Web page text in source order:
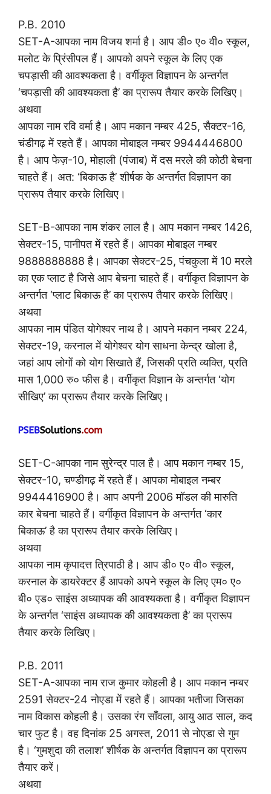
P.B. 2010
SET-A-आपका नाम विजय शर्मा है। आप डी० ए० वी० स्कूल,
मलोट के प्रिंसीपल हैं। आपको अपने स्कूल के लिए एक
चपड़ासी की आवश्यकता है। वर्गीकृत विज्ञापन के अन्तर्गत
‘चपड़ासी की आवश्यकता है’ का प्रारूप तैयार करके लिखिए।
अथवा
आपका नाम रवि वर्मा है। आप मकान नम्बर 425, सैक्टर-16,
चंडीगढ़ में रहते हैं। आपका मोबाइल नम्बर 9944446800
है। आप फेज़-10, मोहाली (पंजाब) में दस मरले की कोठी बेचना
चाहते हैं। अत: ‘बिकाऊ है’ शीर्षक के अन्तर्गत विज्ञापन का
प्रारूप तैयार करके लिखिए।
SET-B-आपका नाम शंकर लाल है। आप मकान नम्बर 1426,
सेक्टर-15, पानीपत में रहते हैं। आपका मोबाइल नम्बर
9888888888 है। आपका सेक्टर-25, पंचकुला में 10 मरले
का एक प्लाट है जिसे आप बेचना चाहते हैं। वर्गीकृत विज्ञापन के
अन्तर्गत ‘प्लाट बिकाऊ है’ का प्रारूप तैयार करके लिखिए।
अथवा
आपका नाम पंडित योगेश्वर नाथ है। आपने मकान नम्बर 224,
सेक्टर-19, करनाल में योगेश्वर योग साधना केन्द्र खोला है,
जहां आप लोगों को योग सिखाते हैं, जिसकी प्रति व्यक्ति, प्रति
मास 1,000 रु० फीस है। वर्गीकृत विज्ञान के अन्तर्गत ‘योग
सीखिए’ का प्रारूप तैयार करके लिखिए।
SET-C-आपका नाम सुरेन्द्र पाल है। आप मकान नम्बर 15,
सेक्टर-10, चण्डीगढ़ में रहते हैं। आपका मोबाइल नम्बर
9944416900 है। आप अपनी 2006 मॉडल की मारुति
कार बेचना चाहते हैं। वर्गीकृत विज्ञापन के अन्तर्गत ‘कार
बिकाऊ’ है का प्रारूप तैयार करके लिखिए।
अथवा
आपका नाम कृपादत्त त्रिपाठी है। आप डी० ए० वी० स्कूल,
करनाल के डायरेक्टर हैं आपको अपने स्कूल के लिए एम० ए०
बी० एड० साइंस अध्यापक की आवश्यकता है। वर्गीकृत विज्ञापन
के अन्तर्गत ‘साइंस अध्यापक की आवश्यकता है’ का प्रारूप
तैयार करके लिखिए।
P.B. 2011
SET-A-आपका नाम राज कुमार कोहली है। आप मकान नम्बर
2591 सेक्टर-24 नोएडा में रहते हैं। आपका भतीजा जिसका
नाम विकास कोहली है। उसका रंग साँवला, आयु आठ साल, कद
चार फुट है। वह दिनांक 25 अगस्त, 2011 से नोएडा से गुम
है। ‘गुमशुदा की तलाश’ शीर्षक के अन्तर्गत विज्ञापन का प्रारूप
तैयार करें।
अथवा